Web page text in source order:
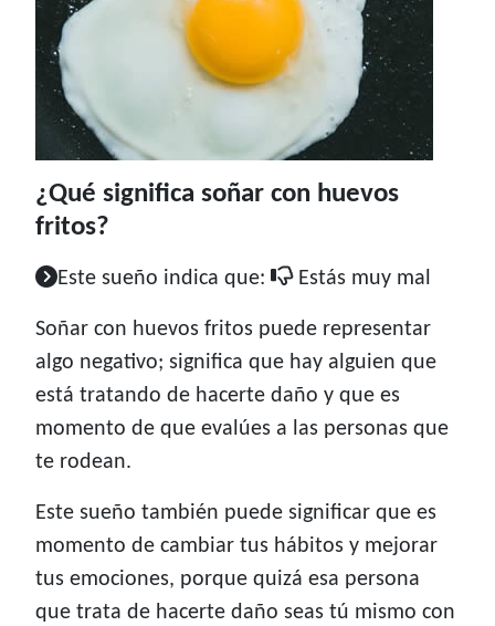
¿Qué significa soñar con huevos
fritos?
Este sueño indica que: Estás muy mal
Soñar con huevos fritos puede representar
algo negativo; significa que hay alguien que
está tratando de hacerte daño y que es
momento de que evalúes a las personas que
te rodean.
Este sueño también puede significar que es
momento de cambiar tus hábitos y mejorar
tus emociones, porque quizá esa persona
que trata de hacerte daño seas tú mismo con